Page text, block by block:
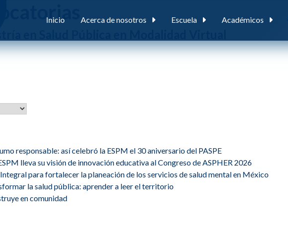
Inicio Acerca de nosotros Escuela Académicos
en Salud Pública en Modalidad Virtual
responsable: así celebró la ESPM el 30 aniversario del PASPE
lleva su visión de innovación educativa al Congreso de ASPHER 2026
para fortalecer la planeación de los servicios de salud mental en México
la salud pública: aprender a leer el territorio
en comunidad